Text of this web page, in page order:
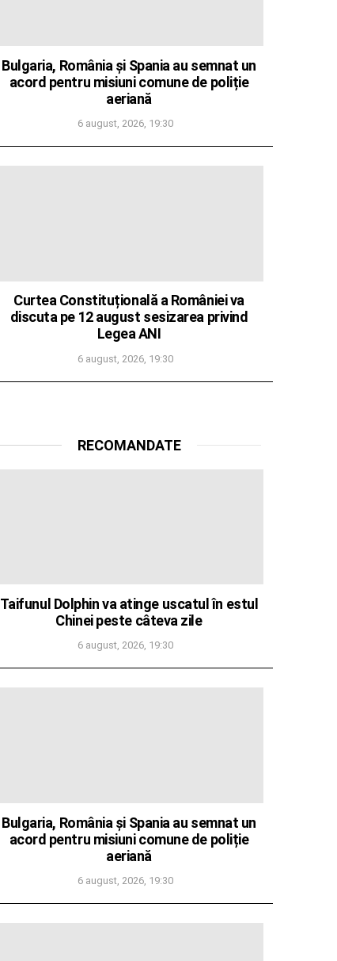
Bulgaria, România și Spania au semnat un
acord pentru misiuni comune de poliție
aeriană
6 august, 2026, 19:30
Curtea Constituțională a României va
discuta pe 12 august sesizarea privind
Legea ANI
6 august, 2026, 19:30
RECOMANDATE
Taifunul Dolphin va atinge uscatul în estul
Chinei peste câteva zile
6 august, 2026, 19:30
Bulgaria, România și Spania au semnat un
acord pentru misiuni comune de poliție
aeriană
6 august, 2026, 19:30